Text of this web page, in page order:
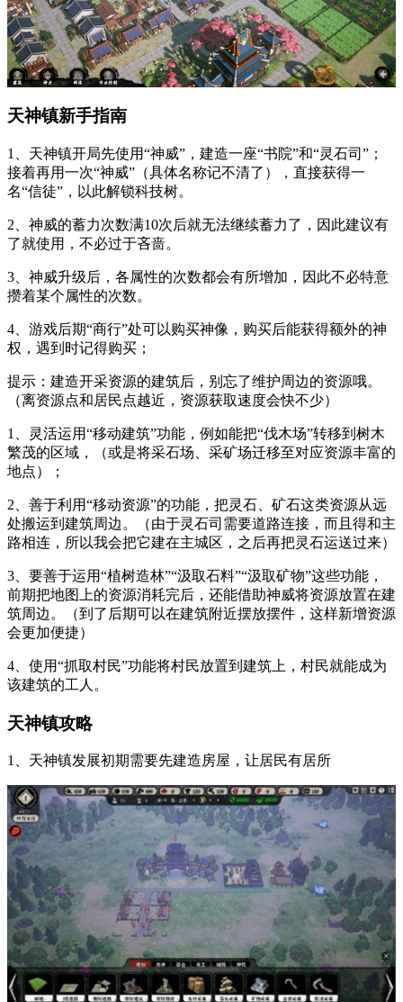
天神镇新手指南
1、天神镇开局先使用“神威”，建造一座“书院”和“灵石司”；
接着再用一次“神威”（具体名称记不清了），直接获得一
名“信徒”，以此解锁科技树。
2、神威的蓄力次数满10次后就无法继续蓄力了，因此建议有
了就使用，不必过于吝啬。
3、神威升级后，各属性的次数都会有所增加，因此不必特意
攒着某个属性的次数。
4、游戏后期“商行”处可以购买神像，购买后能获得额外的神
权，遇到时记得购买；
提示：建造开采资源的建筑后，别忘了维护周边的资源哦。
（离资源点和居民点越近，资源获取速度会快不少）
1、灵活运用“移动建筑”功能，例如能把“伐木场”转移到树木
繁茂的区域，（或是将采石场、采矿场迁移至对应资源丰富的
地点）；
2、善于利用“移动资源”的功能，把灵石、矿石这类资源从远
处搬运到建筑周边。（由于灵石司需要道路连接，而且得和主
路相连，所以我会把它建在主城区，之后再把灵石运送过来）
3、要善于运用“植树造林”“汲取石料”“汲取矿物”这些功能，
前期把地图上的资源消耗完后，还能借助神威将资源放置在建
筑周边。（到了后期可以在建筑附近摆放摆件，这样新增资源
会更加便捷）
4、使用“抓取村民”功能将村民放置到建筑上，村民就能成为
该建筑的工人。
天神镇攻略
1、天神镇发展初期需要先建造房屋，让居民有居所